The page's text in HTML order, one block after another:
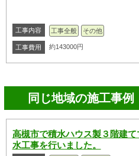
工事内容 工事全般 その他
工事費用 約143000円
同じ地域の施工事例
高槻市で積水ハウス製３階建
水工事を行いました。